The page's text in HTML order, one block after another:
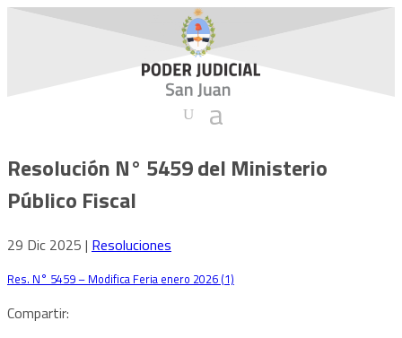
Resolución N° 5459 del Ministerio
Público Fiscal
29 Dic 2025 | Resoluciones
Res. N° 5459 – Modifica Feria enero 2026 (1)
Compartir: